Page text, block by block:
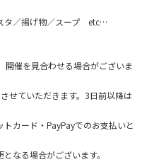
タ／揚げ物／スープ etc…
催を見合わせる場合がございま
せていただきます。3日前以降は
カード・PayPayでのお支払いと
なる場合がございます。